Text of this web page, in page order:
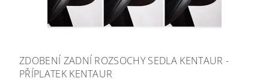
ZDOBENÍ ZADNÍ ROZSOCHY SEDLA KENTAUR -
PŘÍPLATEK KENTAUR